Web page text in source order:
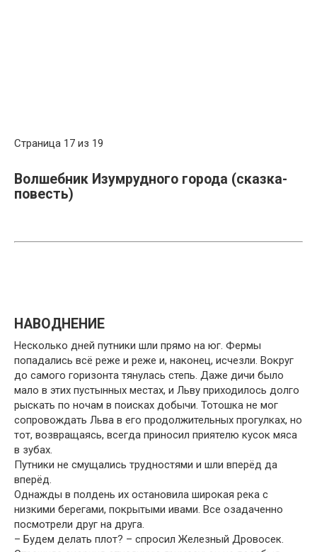
Страница 17 из 19
Волшебник Изумрудного города (сказка-
повесть)
НАВОДНЕНИЕ
Несколько дней путники шли прямо на юг. Фермы
попадались всё реже и реже и, наконец, исчезли. Вокруг
до самого горизонта тянулась степь. Даже дичи было
мало в этих пустынных местах, и Льву приходилось долго
рыскать по ночам в поисках добычи. Тотошка не мог
сопровождать Льва в его продолжительных прогулках, но
тот, возвращаясь, всегда приносил приятелю кусок мяса
в зубах.
Путники не смущались трудностями и шли вперёд да
вперёд.
Однажды в полдень их остановила широкая река с
низкими берегами, покрытыми ивами. Все озадаченно
посмотрели друг на друга.
– Будем делать плот? – спросил Железный Дровосек.